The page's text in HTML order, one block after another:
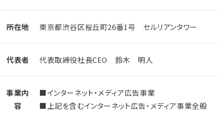
所在地 東京都渋谷区桜丘町26番1号 セルリアンタワー
代表者 代表取締役社長CEO 鈴木 明人
事業内
容
■インターネット・メディア広告事業
■上記を含むインターネット広告・メディア事業全般